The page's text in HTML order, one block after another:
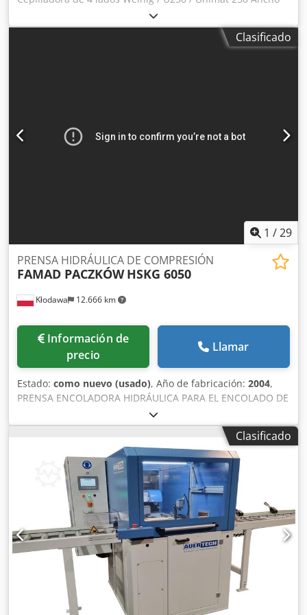
de cepillado: 250mm Altura de cepillado: 120mm Husillo
abajo 7,5 kW Husillo derecho 5,5 kW Husillo izquierdo 7,5
kW Husillo derecho 7,5 kW Husillo arriba 7,5 kW Husillo
Clasificado
1 /29
Kłodawa 12.666 km
PRENSA HIDRÁULICA DE COMPRESIÓN
FAMAD PACZKÓW HSKG 6050
Información de
precio
Llamar
Estado: como nuevo (usado), Año de fabricación: 2004,
PRENSA ENCOLADORA HIDRÁULICA PARA EL ENCOLADO DE
PIEZAS DE MADERA DE ESPESOR HSKG Categoría: VI -
Prensas encoladoras hidráulicas para el encolado de
piezas de madera El dispositivo HSKG se utiliza para
encolar piezas de madera cortadas de espesor a alta
presión con cilindros hidráulicos. La gama de fuerzas de
aplastamiento alcanzables por cilindro es de 5-11kN
(horizontal) y 25-55kN (vertical). El encolado de los
elementos se realiza en una pila con las dimensiones de la
zona de carga. La formación de la pila se realiza mediante
compresión hidráulica entre las vigas verticales
deslizantes y los listones verticales de los cilindros
transversales. Ambos elementos de formación de la pila
están equipados con insertos de madera o metal
correspondientes al perfil de la pila de lamas. El encolado
Clasificado